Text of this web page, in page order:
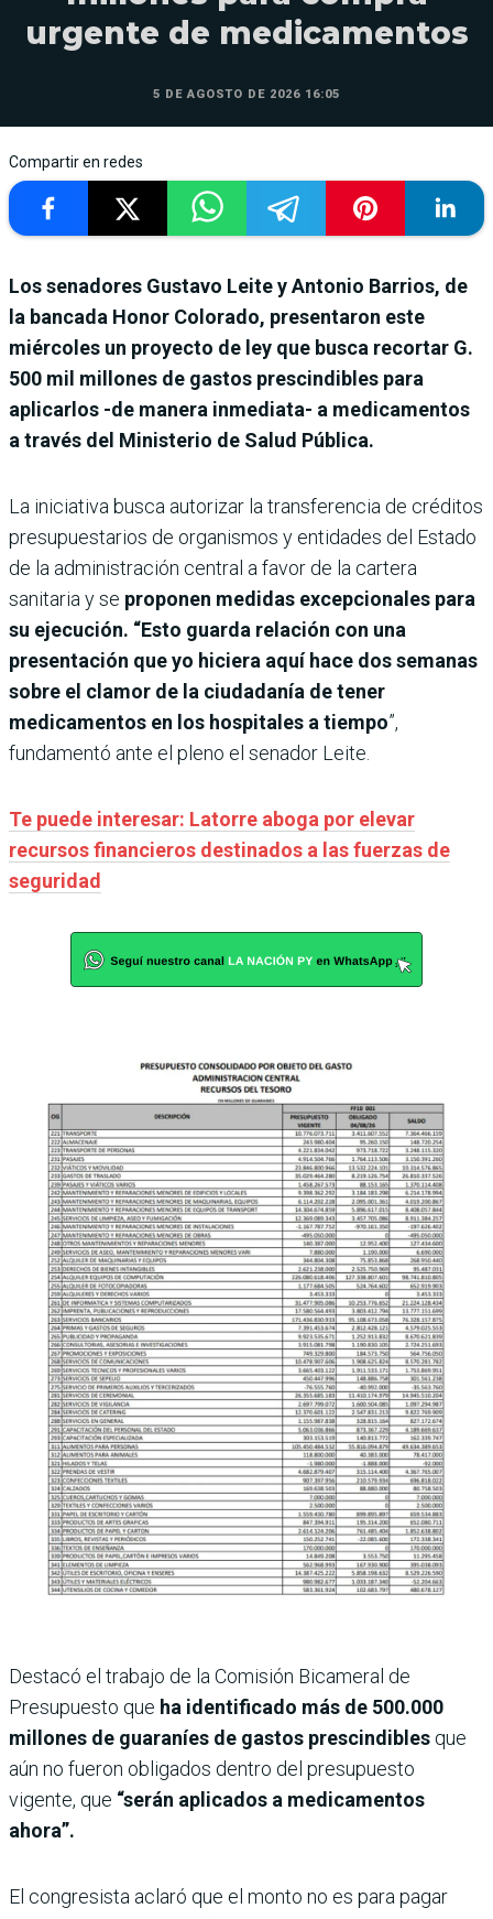
urgente de medicamentos
5 DE AGOSTO DE 2026 16:05
Compartir en redes
Los senadores Gustavo Leite y Antonio Barrios, de
la bancada Honor Colorado, presentaron este
miércoles un proyecto de ley que busca recortar G.
500 mil millones de gastos prescindibles para
aplicarlos -de manera inmediata- a medicamentos
a través del Ministerio de Salud Pública.
La iniciativa busca autorizar la transferencia de créditos
presupuestarios de organismos y entidades del Estado
de la administración central a favor de la cartera
sanitaria y se proponen medidas excepcionales para
su ejecución. “Esto guarda relación con una
presentación que yo hiciera aquí hace dos semanas
sobre el clamor de la ciudadanía de tener
medicamentos en los hospitales a tiempo”,
fundamentó ante el pleno el senador Leite.
Te puede interesar: Latorre aboga por elevar
recursos financieros destinados a las fuerzas de
seguridad
Destacó el trabajo de la Comisión Bicameral de
Presupuesto que ha identificado más de 500.000
millones de guaraníes de gastos prescindibles que
aún no fueron obligados dentro del presupuesto
vigente, que “serán aplicados a medicamentos
ahora”.
El congresista aclaró que el monto no es para pagar